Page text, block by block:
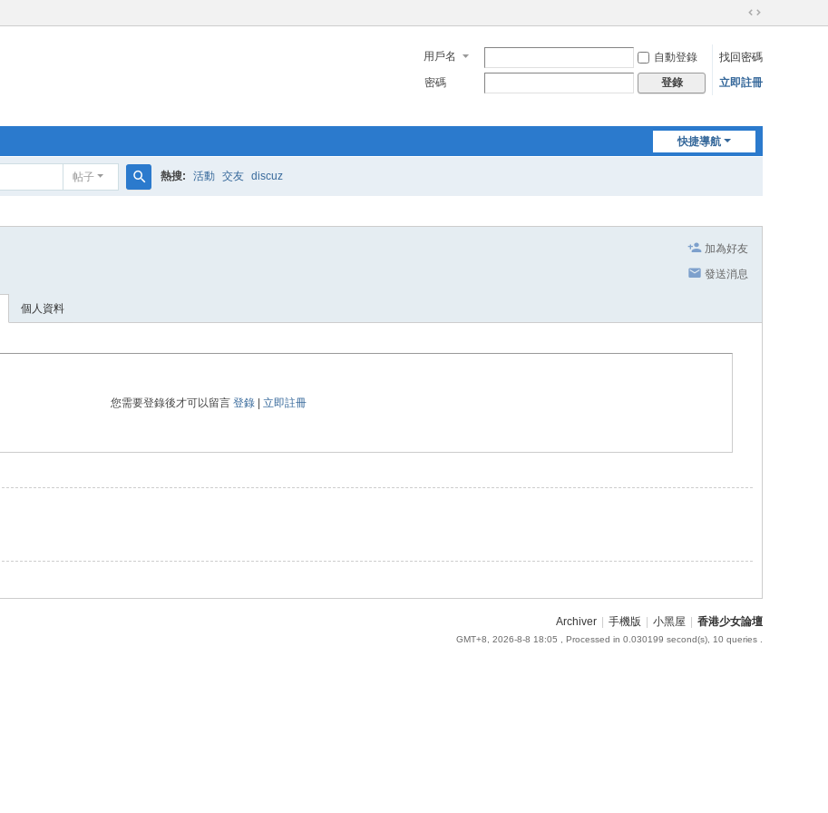
切
到
寬
用戶名 自動登錄
找回密碼
密碼
登錄 立即註冊
快捷導航
帖子
索
熱搜: 活動 交友 discuz
加為好友
發送消息
個人資料
您需要登錄後才可以留言登錄 |立即註冊
Archiver 手機版 小黑屋 香港少女論壇
GMT+8, 2026-8-8 18:05 , Processed in 0.030199 second(s), 10 queries .